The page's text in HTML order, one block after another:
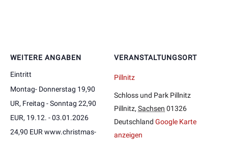
VERANSTALTUNGSORT
Pillnitz
Schloss und Park Pillnitz
Pillnitz, Sachsen 01326
Deutschland Google Karte
anzeigen
WEITERE ANGABEN
Eintritt
Montag- Donnerstag 19,90
UR, Freitag - Sonntag 22,90
EUR, 19.12. - 03.01.2026
24,90 EUR www.christmas-